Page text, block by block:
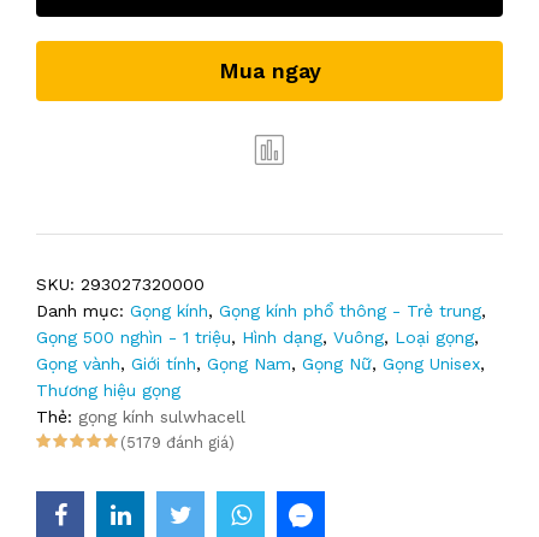
Mua ngay
SKU: 293027320000
Danh mục: Gọng kính, Gọng kính phổ thông - Trẻ trung,
Gọng 500 nghìn - 1 triệu, Hình dạng, Vuông, Loại gọng,
Gọng vành, Giới tính, Gọng Nam, Gọng Nữ, Gọng Unisex,
Thương hiệu gọng
Thẻ: gọng kính sulwhacell
(5179 đánh giá)